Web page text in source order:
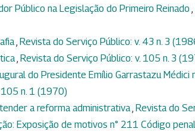
Público na Legislação do Primeiro Reinado
Revista do Serviço Público: v. 43 n. 3
Revista do Serviço Público: v. 105 n. 3
do Presidente Emílio Garrastazu Médici
105 n. 1 (1970)
a reforma administrativa Revista do
Exposição de motivos n° 211 Código penal